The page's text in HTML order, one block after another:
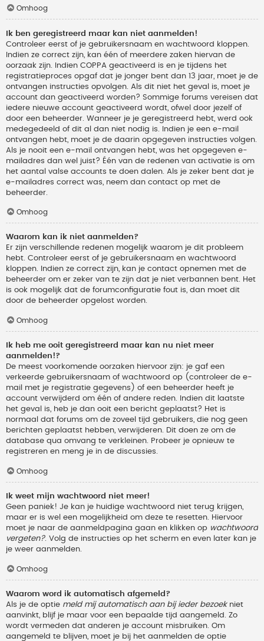
Omhoog
Ik ben geregistreerd maar kan niet aanmelden!
Controleer eerst of je gebruikersnaam en wachtwoord kloppen.
Indien ze correct zijn, kan één of meerdere zaken hiervan de
oorzaak zijn. Indien COPPA geactiveerd is en je tijdens het
registratieproces opgaf dat je jonger bent dan 13 jaar, moet je de
ontvangen instructies opvolgen. Als dit niet het geval is, moet je
account dan geactiveerd worden? Sommige forums vereisen dat
iedere nieuwe account geactiveerd wordt, ofwel door jezelf of
door een beheerder. Wanneer je je geregistreerd hebt, werd ook
medegedeeld of dit al dan niet nodig is. Indien je een e-mail
ontvangen hebt, moet je de daarin opgegeven instructies volgen.
Als je nooit een e-mail ontvangen hebt, was het opgegeven e-
mailadres dan wel juist? Één van de redenen van activatie is om
het aantal valse accounts te doen dalen. Als je zeker bent dat je
e-mailadres correct was, neem dan contact op met de
beheerder.
Omhoog
Waarom kan ik niet aanmelden?
Er zijn verschillende redenen mogelijk waarom je dit probleem
hebt. Controleer eerst of je gebruikersnaam en wachtwoord
kloppen. Indien ze correct zijn, kan je contact opnemen met de
beheerder om er zeker van te zijn dat je niet verbannen bent. Het
is ook mogelijk dat de forumconfiguratie fout is, dan moet dit
door de beheerder opgelost worden.
Omhoog
Ik heb me ooit geregistreerd maar kan nu niet meer
aanmelden!?
De meest voorkomende oorzaken hiervoor zijn: je gaf een
verkeerde gebruikersnaam of wachtwoord op (controleer de e-
mail met je registratie gegevens) of een beheerder heeft je
account verwijderd om één of andere reden. Indien dit laatste
het geval is, heb je dan ooit een bericht geplaatst? Het is
normaal dat forums om de zoveel tijd gebruikers, die nog geen
berichten geplaatst hebben, verwijderen. Dit doen ze om de
database qua omvang te verkleinen. Probeer je opnieuw te
registreren en meng je in de discussies.
Omhoog
Ik weet mijn wachtwoord niet meer!
Geen paniek! Je kan je huidige wachtwoord niet terug krijgen,
maar er is wel een mogelijkheid om deze te resetten. Hiervoor
moet je naar de aanmeldpagina gaan en klikken op wachtwoord
vergeten?. Volg de instructies op het scherm en even later kan je
je weer aanmelden.
Omhoog
Waarom word ik automatisch afgemeld?
Als je de optie meld mij automatisch aan bij ieder bezoekniet
aanvinkt, blijf je maar voor een bepaalde tijd aangemeld. Zo
wordt vermeden dat anderen je account misbruiken. Om
aangemeld te blijven, moet je bij het aanmelden de optie